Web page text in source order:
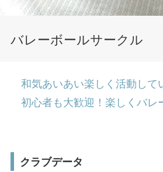
就職・資格
入試情報
受験生の方へ
バレーボールサークル
体育会
学生生活
和気あいあい楽しく活動して
初心者も大歓迎！楽しくバレ
クラブデータ